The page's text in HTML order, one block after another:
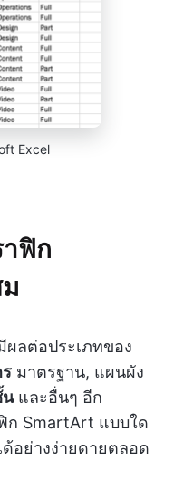
Excel
ฟิก
ลต่อประเภทของ
มาตรฐาน, แผนผัง
นและอื่นๆ อีก
ก SmartArt แบบใด
อย่างง่ายดายตลอด